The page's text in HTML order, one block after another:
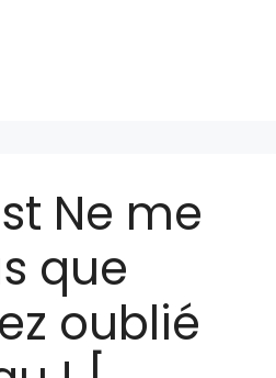
Ne me
que
oublié